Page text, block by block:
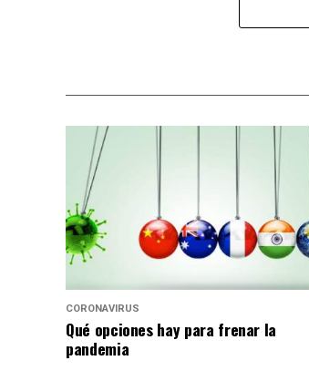
CORONAVIRUS
Qué opciones hay para frenar la
pandemia